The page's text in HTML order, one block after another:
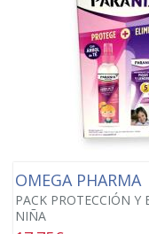
OMEGA PHARMA
PACK PROTECCIÓN Y
NIÑA